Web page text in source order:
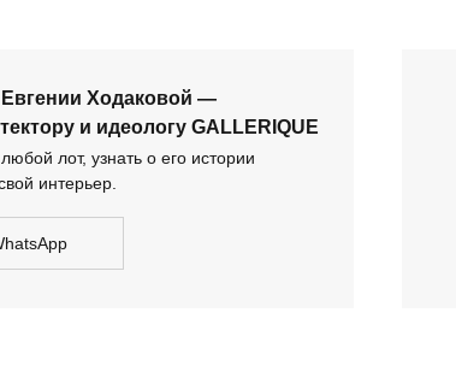
лот, узнать о его истории
интерьер.
Ходаковой —
и идеологу GALLERIQUE